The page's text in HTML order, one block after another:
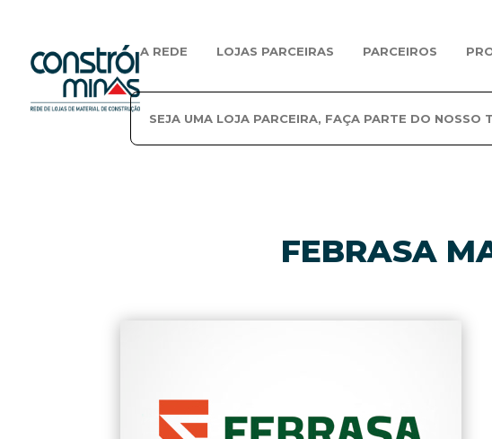
A REDE LOJAS PARCEIRAS PARCEIROS
SEJA UMA LOJA PARCEIRA, FAÇA PARTE DO NOSSO
FEBRASA